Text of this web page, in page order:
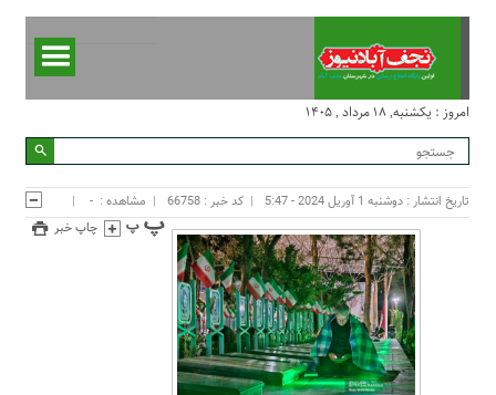
امروز : یکشنبه, ۱۸ مرداد , ۱۴۰۵
تاریخ انتشار : دوشنبه 1 آوریل 2024 - 5:47 کد خبر : 66758 مشاهده : -
چاپ خبر